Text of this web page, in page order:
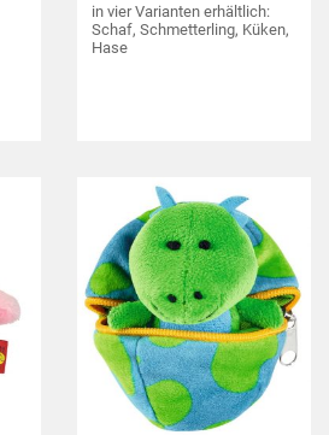
in vier Varianten erhältlich:
Schaf, Schmetterling, Küken,
Hase